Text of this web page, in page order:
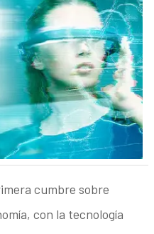
cumbre sobre
con la tecnología